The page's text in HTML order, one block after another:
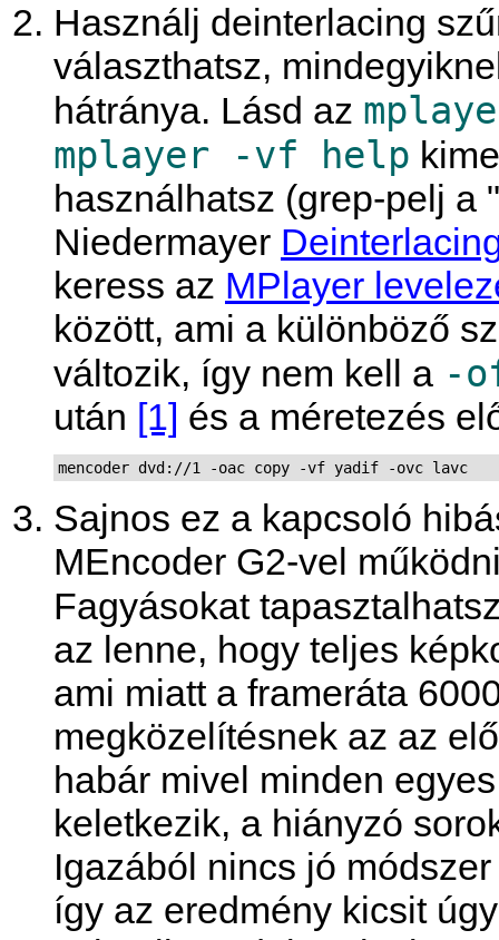
Használj deinterlacing
választhatsz,
hátránya. Lásd az
mplayer -vf help
használhatsz (grep-pelj a
Niedermayer
keress az MPlayer
között, ami a különböző
változik, így nem kell a -
után [1] és a méretezés
mencoder dvd://1 -oac copy -vf yadif -ovc lavc
Sajnos ez a kapcsoló
MEncoder G2-vel
Fagyásokat
az lenne, hogy teljes
ami miatt a frameráta
megközelítésnek az az
habár mivel minden
keletkezik, a hiányzó
Igazából nincs jó
így az eredmény kicsit